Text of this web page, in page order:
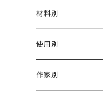
材料別
陶磁器
ガラス
使用別
茶壺 急须 土瓶
作家別